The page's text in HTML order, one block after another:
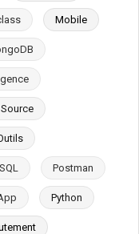
Mobile
Postman
Python